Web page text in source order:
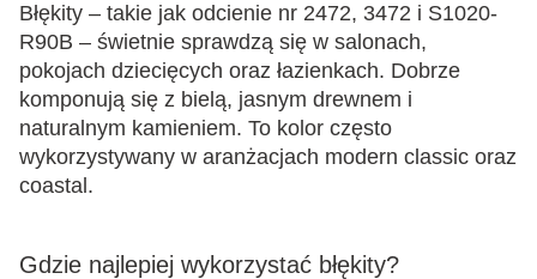
Błękity – takie jak odcienie nr 2472, 3472 i S1020-
R90B – świetnie sprawdzą się w salonach,
pokojach dziecięcych oraz łazienkach. Dobrze
komponują się z bielą, jasnym drewnem i
naturalnym kamieniem. To kolor często
wykorzystywany w aranżacjach modern classic oraz
coastal.
Gdzie najlepiej wykorzystać błękity?